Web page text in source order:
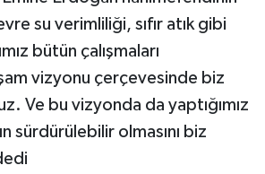
su verimliliği, sıfır atık gibi
bütün çalışmaları
vizyonu çerçevesinde biz
Ve bu vizyonda da yaptığımız
sürdürülebilir olmasını biz